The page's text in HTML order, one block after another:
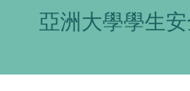
亞洲大學學生